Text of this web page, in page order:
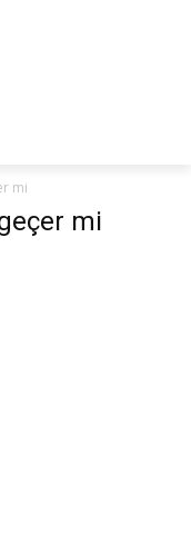
mi
mi